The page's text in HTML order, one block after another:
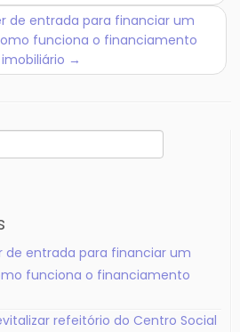
de entrada para financiar um
funciona o financiamento
imobiliário →
de entrada para financiar um
funciona o financiamento
refeitório do Centro Social